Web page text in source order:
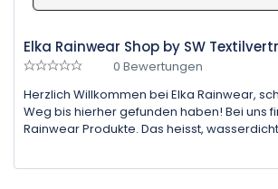
Elka Rainwear Shop by SW
0 Bewertungen
Herzlich Willkommen bei Elka Rainwear,
Weg bis hierher gefunden haben! Bei uns
Rainwear Produkte. Das heisst, wasserdicht